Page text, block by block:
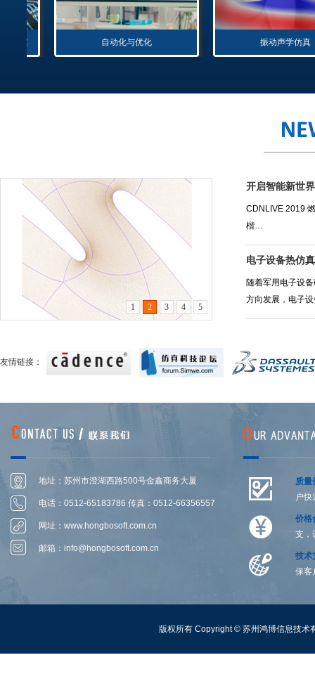
自动化与优化 振动声学仿真
1 2 3 4 5
开启智能新世
CDNLIVE 2019
楷…
电子设备热仿
随着军用电子设
方向发展，电子
度…
友情链接：
地址：苏州市澄湖西路500号金鑫商务大厦
1306-1314室
电话：0512-65183786 传真：0512-66356557
网址： www.hongbosoft.com.cn
邮箱： info@hongbosoft.com.cn
质量
户
价格
支，
技术
保客
版权所有 Copyright © 苏州鸿博信息技术